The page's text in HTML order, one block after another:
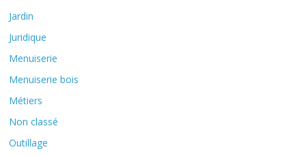
Jardin
Juridique
Menuiserie
Menuiserie bois
Métiers
Non classé
Outillage